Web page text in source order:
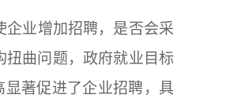
企业增加招聘，是否会采
扭曲问题，政府就业目标
著促进了企业招聘，具